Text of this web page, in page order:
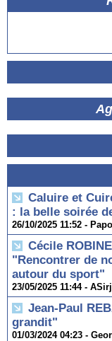
Caluire et
: la belle soirée
26/10/2025 11:52 -
Cécile
"Rencontrer de
autour du sport"
23/05/2025 11:44 - ASirj
Jean-Paul
grandit"
01/03/2024 04:23 -